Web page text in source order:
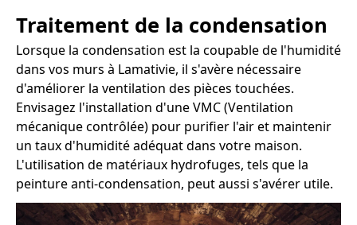
Traitement de la condensation
Lorsque la condensation est la coupable de l'humidité
dans vos murs à Lamativie, il s'avère nécessaire
d'améliorer la ventilation des pièces touchées.
Envisagez l'installation d'une VMC (Ventilation
mécanique contrôlée) pour purifier l'air et maintenir
un taux d'humidité adéquat dans votre maison.
L'utilisation de matériaux hydrofuges, tels que la
peinture anti-condensation, peut aussi s'avérer utile.